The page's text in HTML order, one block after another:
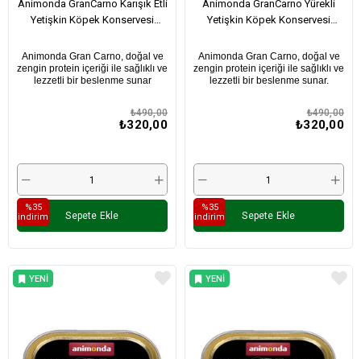
Animonda GranCarno Karışık Etli
Yetişkin Köpek Konservesi
Animonda Gran Carno, doğal ve
zengin protein içeriği ile sağlıklı ve
lezzetli bir beslenme sunar
₺320,00
₺490,00
Sepete Ekle
%35
i̇ndirim
Animonda GranCarno Yürekli
Yetişkin Köpek Konservesi
Animonda Gran Carno, doğal ve
zengin protein içeriği ile sağlıklı ve
lezzetli bir beslenme sunar.
₺320,00
₺490,00
Sepete Ekle
%35
i̇ndirim
YENI
YENI